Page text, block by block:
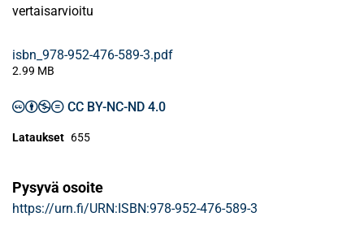
vertaisarvioitu
isbn_978-952-476-589-3.pdf
2.99 MB
CC BY-NC-ND 4.0
Lataukset 655
Pysyvä osoite
https://urn.fi/URN:ISBN:978-952-476-589-3